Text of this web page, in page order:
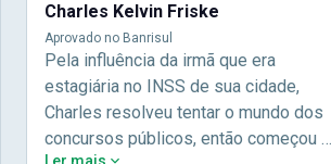
Charles Kelvin Friske
Aprovado no Banrisul
Pela influência da irmã que era
estagiária no INSS de sua cidade,
Charles resolveu tentar o mundo dos
concursos públicos, então começou a